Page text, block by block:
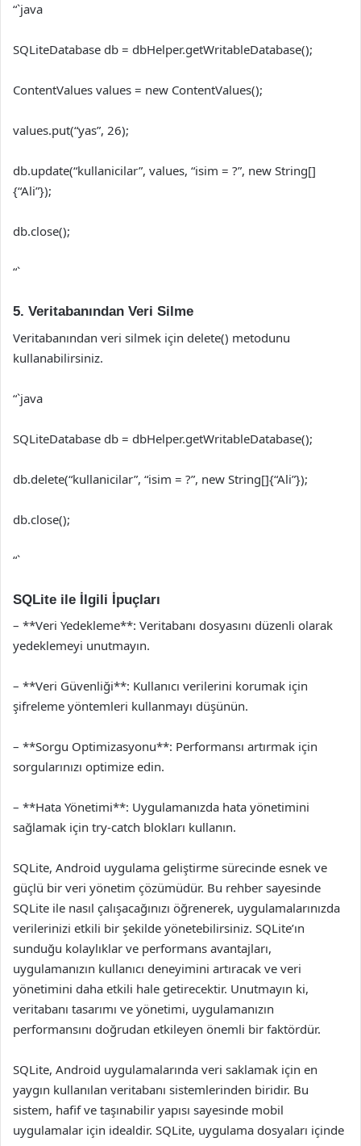
“`java
SQLiteDatabase db = dbHelper.getWritableDatabase();
ContentValues values = new ContentValues();
values.put(“yas”, 26);
db.update(“kullanicilar”, values, “isim = ?”, new String[]
{“Ali”});
db.close();
“`
5. Veritabanından Veri Silme
Veritabanından veri silmek için delete() metodunu
kullanabilirsiniz.
“`java
SQLiteDatabase db = dbHelper.getWritableDatabase();
db.delete(“kullanicilar”, “isim = ?”, new String[]{“Ali”});
db.close();
“`
SQLite ile İlgili İpuçları
– **Veri Yedekleme**: Veritabanı dosyasını düzenli olarak
yedeklemeyi unutmayın.
– **Veri Güvenliği**: Kullanıcı verilerini korumak için
şifreleme yöntemleri kullanmayı düşünün.
– **Sorgu Optimizasyonu**: Performansı artırmak için
sorgularınızı optimize edin.
– **Hata Yönetimi**: Uygulamanızda hata yönetimini
sağlamak için try-catch blokları kullanın.
SQLite, Android uygulama geliştirme sürecinde esnek ve
güçlü bir veri yönetim çözümüdür. Bu rehber sayesinde
SQLite ile nasıl çalışacağınızı öğrenerek, uygulamalarınızda
verilerinizi etkili bir şekilde yönetebilirsiniz. SQLite’ın
sunduğu kolaylıklar ve performans avantajları,
uygulamanızın kullanıcı deneyimini artıracak ve veri
yönetimini daha etkili hale getirecektir. Unutmayın ki,
veritabanı tasarımı ve yönetimi, uygulamanızın
performansını doğrudan etkileyen önemli bir faktördür.
SQLite, Android uygulamalarında veri saklamak için en
yaygın kullanılan veritabanı sistemlerinden biridir. Bu
sistem, hafif ve taşınabilir yapısı sayesinde mobil
uygulamalar için idealdir. SQLite, uygulama dosyaları içinde